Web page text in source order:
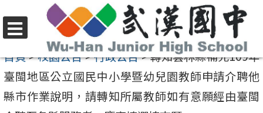
至
要
內
容
選
單
首頁>校園公告>行政公告>轉知雲林縣補充109年
臺閩地區公立國民中小學暨幼兒園教師申請介聘他
縣市作業說明，請轉知所屬教師如有意願經由臺閩